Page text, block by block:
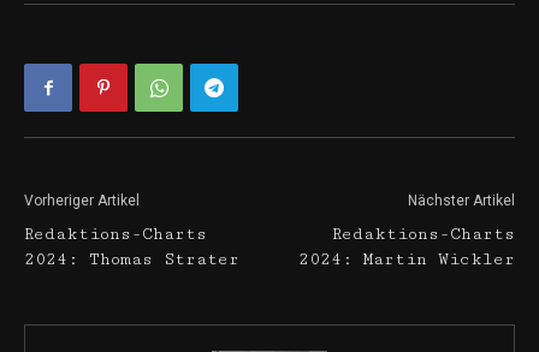
Vorheriger Artikel
Redaktions-Charts
2024: Thomas Strater
Nächster Artikel
Redaktions-Charts
2024: Martin Wickler